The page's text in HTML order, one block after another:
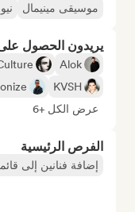
موسيقى مينيمال
يريدون الحصول
Alok
KVSH
عرض الكل +6
الفرص الرئيسية
إضافة فنانين إلى